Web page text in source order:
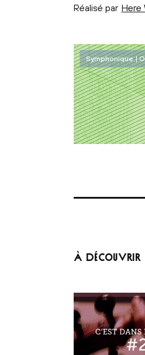
Réalisé par Here
Symphonique |
À DÉCOUVRIR